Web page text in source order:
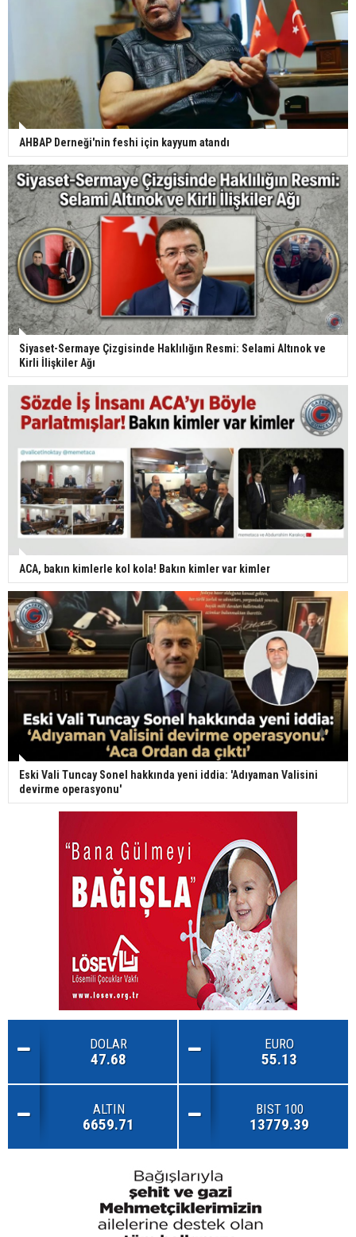
AHBAP Derneği'nin feshi için kayyum atandı
Siyaset-Sermaye Çizgisinde Haklılığın Resmi: Selami Altınok ve
Kirli İlişkiler Ağı
ACA, bakın kimlerle kol kola! Bakın kimler var kimler
Eski Vali Tuncay Sonel hakkında yeni iddia: 'Adıyaman Valisini
devirme operasyonu'
DOLAR
47.68
EURO
55.13
ALTIN
6659.71
BIST 100
13779.39